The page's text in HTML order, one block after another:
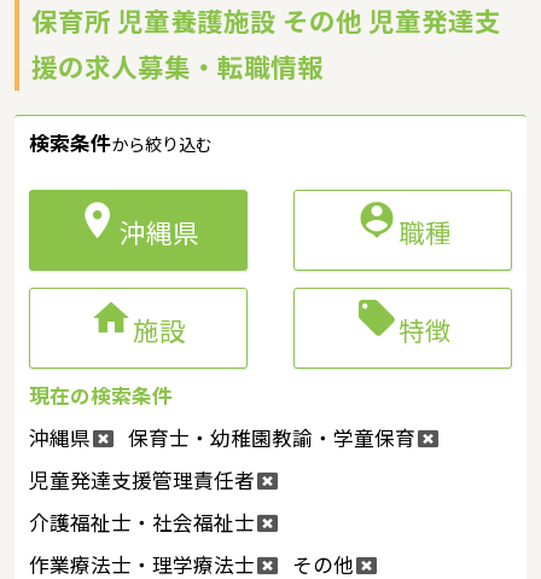
保育所 児童養護施設 その他 児童発達支
援の求人募集・転職情報
検索条件から絞り込む
 沖縄県 職種
施設 特徴
現在の検索条件
沖縄県
保育士・幼稚園教諭・学童保育
児童発達支援管理責任者
介護福祉士・社会福祉士
作業療法士・理学療法士
その他